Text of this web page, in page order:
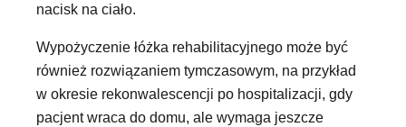
nacisk na ciało.
Wypożyczenie łóżka rehabilitacyjnego może być
również rozwiązaniem tymczasowym, na przykład
w okresie rekonwalescencji po hospitalizacji, gdy
pacjent wraca do domu, ale wymaga jeszcze